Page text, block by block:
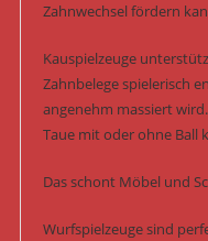
Zahnwechsel fördern
Kauspielzeuge
Zahnbelege spielerisch
angenehm massiert
Taue mit oder ohne Ball
Das schont Möbel und
Wurfspielzeuge sind